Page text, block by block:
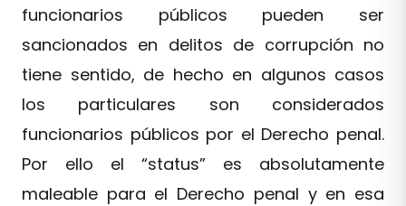
funcionarios públicos pueden ser
sancionados en delitos de corrupción no
tiene sentido, de hecho en algunos casos
los particulares son considerados
funcionarios públicos por el Derecho penal.
Por ello el “status” es absolutamente
maleable para el Derecho penal y en esa